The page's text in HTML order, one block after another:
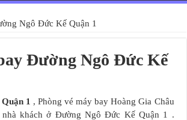
Ngô Đức Kế Quận 1
Đường Ngô Đức Kế
1 , Phòng vé máy bay Hoàng Gia Châu
khách ở Đường Ngô Đức Kế Quận 1 .